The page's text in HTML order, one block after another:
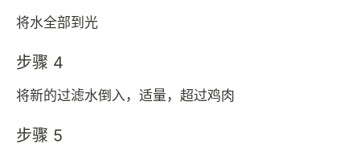
将水全部到光
步骤 4
将新的过滤水倒入，适量，超过鸡肉
步骤 5